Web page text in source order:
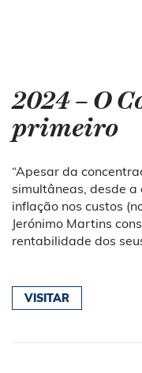
2024 – O
primeiro
“Apesar da
simultâneas, desde
inflação nos custos
Jerónimo Martins
rentabilidade dos
VISITAR